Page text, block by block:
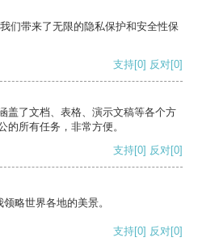
们带来了无限的隐私保护和安全性保
支持[0] 反对[0]
盖了文档、表格、演示文稿等各个方
的所有任务，非常方便。
支持[0] 反对[0]
略世界各地的美景。
支持[0] 反对[0]